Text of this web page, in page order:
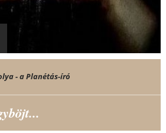
- a Planétás-író